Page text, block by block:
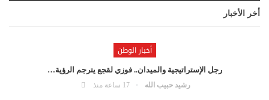
أخر الأخبار
أخبار الوطن
رجل الإستراتيجية والميدان.. فوزي لقجع يترجم الرؤية…
رشيد حبيب الله 17 ساعة منذ